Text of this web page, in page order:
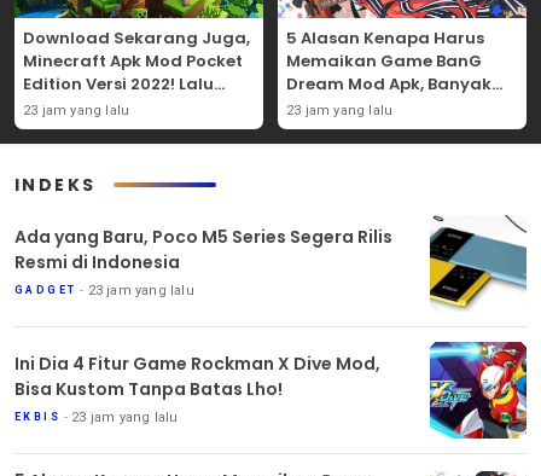
Download Sekarang Juga,
Minecraft Apk Mod Pocket
Edition Versi 2022! Lalu
Nikmati 5 Fitur
Menariknya!
23 jam yang lalu
5 Alasan Kenapa Harus
Memaikan Game BanG
Dream Mod Apk, Banyak
Karakter Uniknya Lho!
23 jam yang lalu
INDEKS
Ada yang Baru, Poco M5 Series Segera Rilis
Resmi di Indonesia
GADGET 23 jam yang lalu
Ini Dia 4 Fitur Game Rockman X Dive Mod,
Bisa Kustom Tanpa Batas Lho!
EKBIS 23 jam yang lalu